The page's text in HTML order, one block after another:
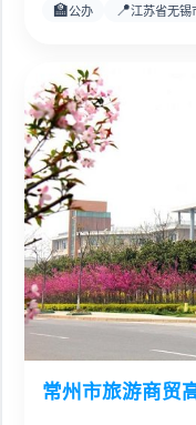
🏫公办 📍江苏省无锡
常州市旅游商贸